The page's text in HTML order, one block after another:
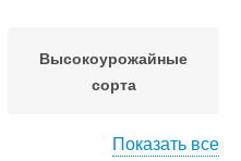
Высокоурожайные
сорта
Показать все